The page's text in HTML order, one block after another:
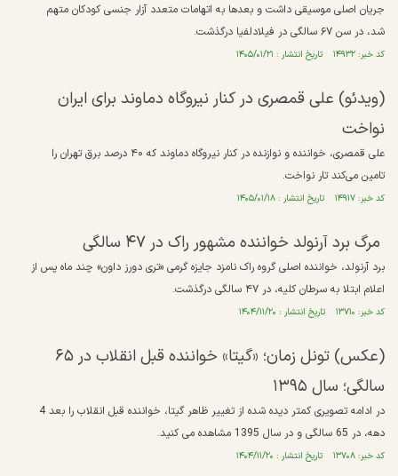
جریان اصلی موسیقی داشت و بعد‌ها به اتهامات متعدد آزار جنسی کودکان متهم
شد، در سن ۶۷ سالگی در فیلادلفیا درگذشت.
کد خبر: ۱۴۹۳۲ تاریخ انتشار : ۱۴۰۵/۰۱/۲۱
(ویدئو) علی قمصری در کنار نیروگاه دماوند برای ایران
نواخت
علی قمصری، خواننده و نوازنده در کنار نیروگاه دماوند که ۴۰ درصد برق تهران را
تامین می‌کند تار نواخت.
کد خبر: ۱۴۹۱۷ تاریخ انتشار : ۱۴۰۵/۰۱/۱۸
مرگ برد آرنولد خواننده مشهور راک در ۴۷ سالگی
برد آرنولد، خواننده اصلی گروه راک نامزد جایزه گرمی «تری دورز داون» چند ماه پس از
اعلام ابتلا به سرطان کلیه، در ۴۷ سالگی درگذشت.
کد خبر: ۱۳۷۱۰ تاریخ انتشار : ۱۴۰۴/۱۱/۲۰
(عکس) تونل زمان؛ «گیتا» خواننده قبل انقلاب در ۶۵
سالگی؛ سال ۱۳۹۵
در ادامه تصویری کمتر دیده شده از تغییر ظاهر گیتا، خواننده قبل انقلاب را بعد 4
دهه، در 65 سالگی و در سال 1395 مشاهده می کنید.
کد خبر: ۱۳۷۰۸ تاریخ انتشار : ۱۴۰۴/۱۱/۲۰